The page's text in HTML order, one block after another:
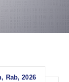
Rab, 2026